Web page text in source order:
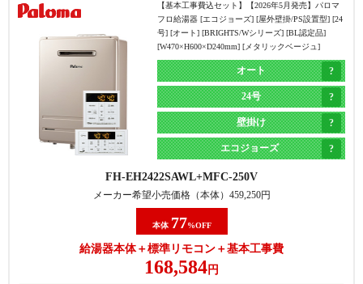
【基本工事費込セット】
【2026年5月発売】パロマ
フロ給湯器 [エコジョーズ] [屋外壁掛/PS設置型] [24
号] [オート] [BRIGHTS/Wシリーズ] [BL認定品]
[W470×H600×D240mm] [メタリックベージュ]
オート
24号
壁掛け
エコジョーズ
FH-EH2422SAWL MFC-250V
メーカー希望小売価格（本体） 459,250円
本体 77%OFF
給湯器本体＋標準リモコン＋基本工事費
168,584 円